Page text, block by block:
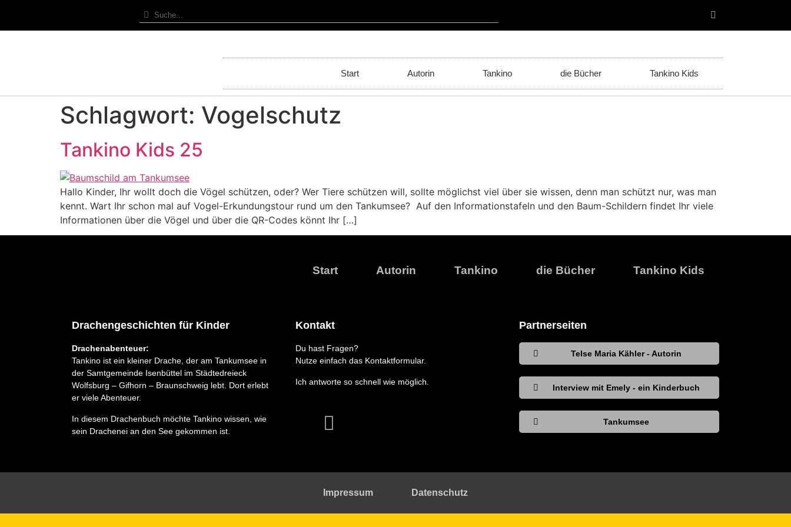
Start Autorin Tankino die Bücher Tankino Kids
Schlagwort: Vogelschutz
Tankino Kids 25
Hallo Kinder, Ihr wollt doch die Vögel schützen, oder? Wer Tiere schützen will, sollte möglichst viel über sie wissen, denn man schützt nur, was man
kennt. Wart Ihr schon mal auf Vogel-Erkundungstour rund um den Tankumsee? Auf den Informationstafeln und den Baum-Schildern findet Ihr viele
Informationen über die Vögel und über die QR-Codes könnt Ihr […]
Start Autorin Tankino die Bücher Tankino Kids
Drachengeschichten für Kinder
Drachenabenteuer:
Tankino ist ein kleiner Drache, der am Tankumsee in
der Samtgemeinde Isenbüttel im Städtedreieck
Wolfsburg – Gifhorn – Braunschweig lebt. Dort erlebt
er viele Abenteuer.
In diesem Drachenbuch möchte Tankino wissen, wie
sein Drachenei an den See gekommen ist.
Kontakt
Du hast Fragen?
Nutze einfach das Kontaktformular.
Ich antworte so schnell wie möglich.
Partnerseiten
Telse Maria Kähler - Autorin
Interview mit Emely - ein Kinderbuch
Tankumsee
Impressum Datenschutz